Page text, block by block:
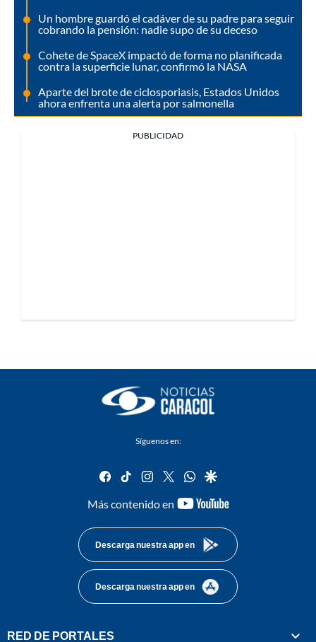
Un hombre guardó el cadáver de su padre para seguir
cobrando la pensión: nadie supo de su deceso
Cohete de SpaceX impactó de forma no planificada
contra la superficie lunar, confirmó la NASA
Aparte del brote de ciclosporiasis, Estados Unidos
ahora enfrenta una alerta por salmonella
PUBLICIDAD
Síguenos en:
facebook
tiktok instagram
twitterwhatsapp
google
Más contenido en
youtube-
Descarga nuestra app en
Descarga nuestra app en
RED DE PORTALES